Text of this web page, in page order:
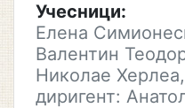
Учесници:
Елена
Валентин
Николае
диригент: